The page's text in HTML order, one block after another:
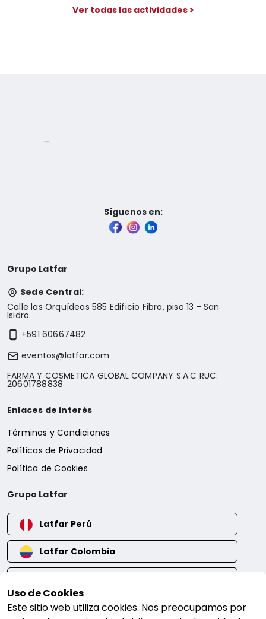
Ver todas las actividades >
Síguenos en:
Grupo Latfar
Sede Central:
Calle las Orquídeas 585 Edificio Fibra, piso 13 - San
Isidro.
+591 60667482
eventos@latfar.com
FARMA Y COSMETICA GLOBAL COMPANY S.A.C RUC:
20601788838
Enlaces de interés
Términos y Condiciones
Políticas de Privacidad
Política de Cookies
Grupo Latfar
Latfar Perú
Latfar Colombia
Latfar Bolivia
Uso de Cookies
Este sitio web utiliza cookies. Nos preocupamos por